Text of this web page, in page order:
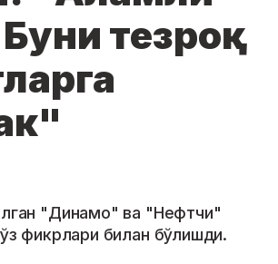
тезроқ
"Динамо" ва "Нефтчи"
фикрлари билан бўлишди.